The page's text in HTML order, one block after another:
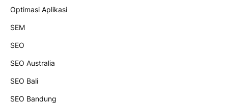
Optimasi Aplikasi
SEM
SEO
SEO Australia
SEO Bali
SEO Bandung